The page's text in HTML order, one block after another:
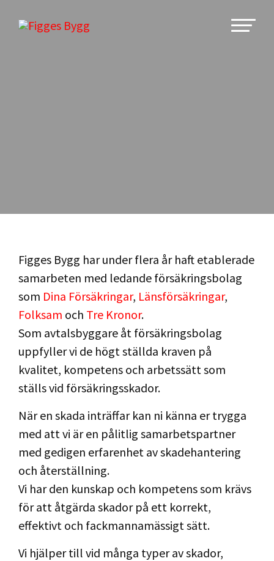
Figges Bygg har under flera år haft etablerade
samarbeten med ledande försäkringsbolag
som Dina Försäkringar, Länsförsäkringar,
Folksam och Tre Kronor.
Som avtalsbyggare åt försäkringsbolag
uppfyller vi de högt ställda kraven på
kvalitet, kompetens och arbetssätt som
ställs vid försäkringsskador.
När en skada inträffar kan ni känna er trygga
med att vi är en pålitlig samarbetspartner
med gedigen erfarenhet av skadehantering
och återställning.
Vi har den kunskap och kompetens som krävs
för att åtgärda skador på ett korrekt,
effektivt och fackmannamässigt sätt.
Vi hjälper till vid många typer av skador,